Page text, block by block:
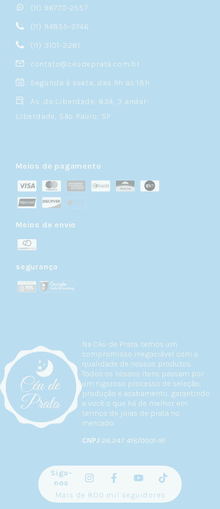
Na Céu de Prata, temos um
compromisso inegociável com a
qualidade de nossos produtos.
Todos os nossos itens passam por
um rigoroso processo de seleção,
produção e acabamento, garantindo
a você o que há de melhor em
termos de joias de prata no
mercado.
CNPJ 26.247.418/0001-91
(11) 96770-2557
(11) 94855-2746
(11) 3101-2281
contato@ceudeprata.com.br
Segunda à sexta, das 9h às 18h
Av. da Liberdade, 834, 3 andar-
Liberdade, São Paulo, SP
Meios de pagamento
Meios de envio
segurança
Siga-
nos
Mais de 800 mil seguidores